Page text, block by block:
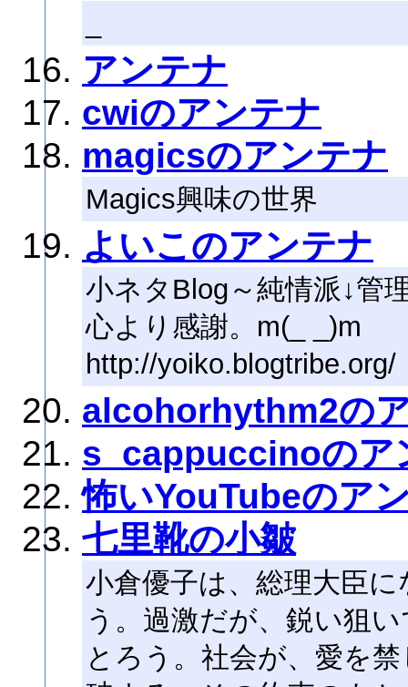
アンテナ
cwiのアンテナ
magicsのアンテナ
Magics興味の世界
よいこのアンテナ
小ネタBlog～純情派↓管
心より感謝。m(_ _)m
http://yoiko.blogtribe.org/
alcohorhythm2の
s_cappuccinoのア
怖いYouTubeのア
七里靴の小皺
小倉優子は、総理大臣
う。過激だが、鋭い狙
とろう。社会が、愛を